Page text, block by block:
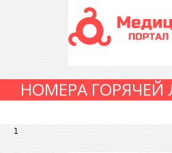
НОМЕРА
1